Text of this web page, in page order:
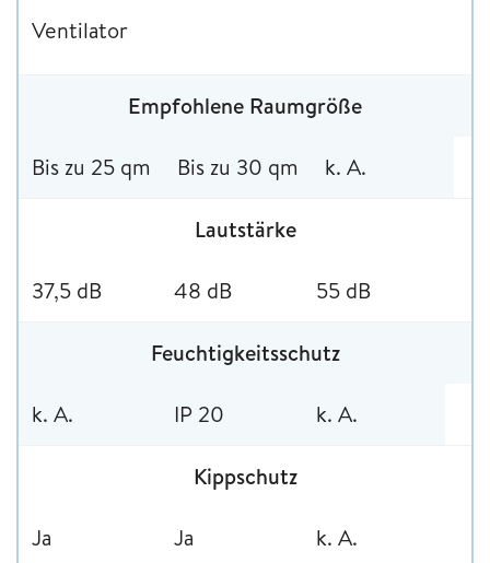
Ventilator
Empfohlene Raumgröße
Bis zu 25 qm Bis zu 30 qm k. A.
Lautstärke
37,5 dB 48 dB 55 dB
Feuchtigkeitsschutz
k. A. IP 20 k. A.
Kippschutz
Ja Ja k. A.